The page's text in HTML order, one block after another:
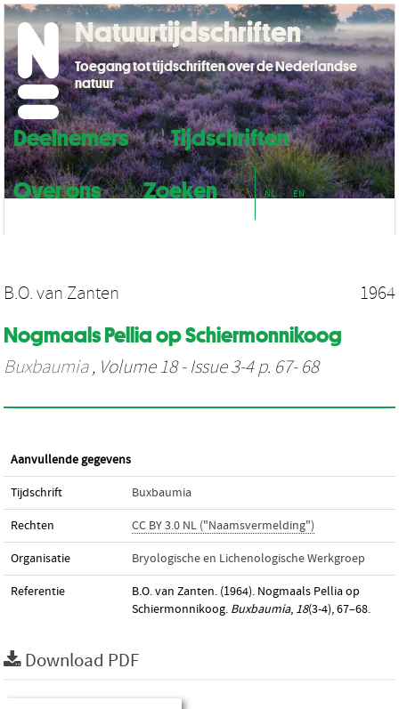
Deelnemers
Tijdschriften
Over ons
Zoeken NL EN
Natuurtijdschriften
Toegang tot tijdschriften over de Nederlandse
natuur
B.O. van Zanten 1964
Nogmaals Pellia op Schiermonnikoog
Buxbaumia, Volume 18 - Issue 3-4 p. 67- 68
Aanvullende gegevens
Tijdschrift Buxbaumia
Rechten CC BY 3.0 NL ("Naamsvermelding")
Organisatie Bryologische en Lichenologische Werkgroep
Referentie
B.O. van Zanten. (1964). Nogmaals Pellia op
Schiermonnikoog. Buxbaumia, 18(3-4), 67–68.
Download PDF